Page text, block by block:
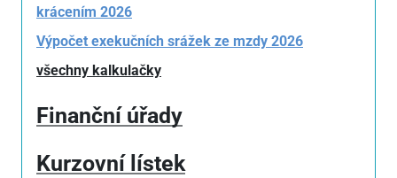
krácením 2026
Výpočet exekučních srážek ze mzdy 2026
všechny kalkulačky
Finanční úřady
Kurzovní lístek